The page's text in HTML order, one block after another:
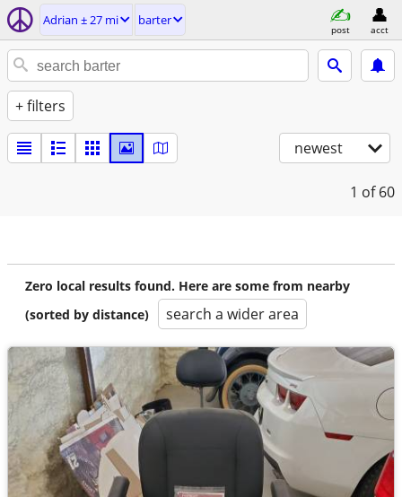
Adrian ± 27 mi barter
post acct
+ filters
newest
1 of 60
Zero local results found. Here are some from nearby
(sorted by distance)
search a wider area